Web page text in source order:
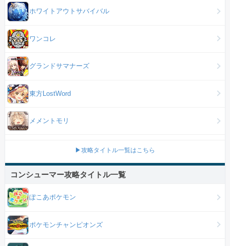
ホワイトアウトサバイバル
ワンコレ
グランドサマナーズ
東方LostWord
メメントモリ
▶攻略タイトル一覧はこちら
コンシューマー攻略タイトル一覧
ぽこあポケモン
ポケモンチャンピオンズ